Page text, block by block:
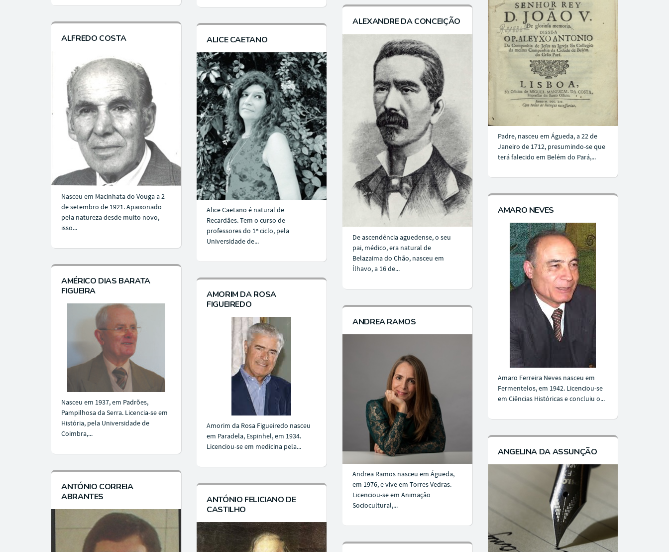
Padre, nasceu em Águeda, a 22 de
Janeiro de 1712, presumindo-se que
terá falecido em Belém do Pará,...
ALEXANDRE DA CONCEIÇÃO
De ascendência aguedense, o seu
pai, médico, era natural de
Belazaima do Chão, nasceu em
Ílhavo, a 16 de...
ALFREDO COSTA
Nasceu em Macinhata do Vouga a 2
de setembro de 1921. Apaixonado
pela natureza desde muito novo,
isso...
ALICE CAETANO
Alice Caetano é natural de
Recardães. Tem o curso de
professores do 1º ciclo, pela
Universidade de...
AMARO NEVES
Amaro Ferreira Neves nasceu em
Fermentelos, em 1942. Licenciou-se
em Ciências Históricas e concluiu o...
AMÉRICO DIAS BARATA
FIGUEIRA
Nasceu em 1937, em Padrões,
Pampilhosa da Serra. Licencia-se em
História, pela Universidade de
Coimbra,...
AMORIM DA ROSA
FIGUEIREDO
Amorim da Rosa Figueiredo nasceu
em Paradela, Espinhel, em 1934.
Licenciou-se em medicina pela...
ANDREA RAMOS
Andrea Ramos nasceu em Águeda,
em 1976, e vive em Torres Vedras.
Licenciou-se em Animação
Sociocultural,...
ANGELINA DA ASSUNÇÃO
ANTÓNIO CORREIA
ABRANTES
ANTÓNIO FELICIANO DE
CASTILHO